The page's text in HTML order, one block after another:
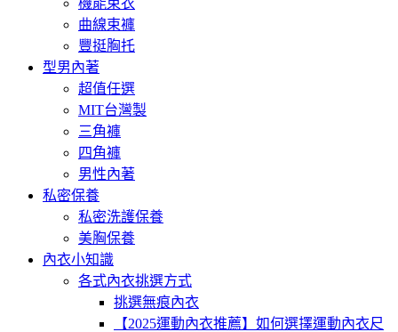
機能束衣
曲線束褲
豐挺胸托
型男內著
超值任選
MIT台灣製
三角褲
四角褲
男性內著
私密保養
私密洗護保養
美胸保養
內衣小知識
各式內衣挑選方式
挑選無痕內衣
【2025運動內衣推薦】如何選擇運動內衣尺